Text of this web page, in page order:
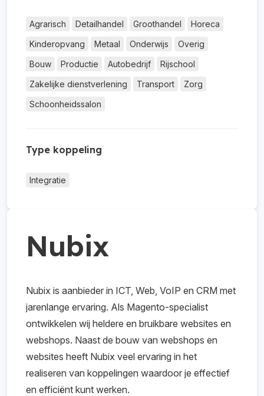
Agrarisch Detailhandel Groothandel
Horeca
Kinderopvang
Metaal Onderwijs
Overig
Bouw
Productie Autobedrijf
Rijschool
Zakelijke dienstverlening
Transport
Zorg
Schoonheidssalon
Type koppeling
Integratie
Nubix
Nubix is aanbieder in ICT, Web, VoIP en CRM met
jarenlange ervaring. Als Magento-specialist
ontwikkelen wij heldere en bruikbare websites en
webshops. Naast de bouw van webshops en
websites heeft Nubix veel ervaring in het
realiseren van koppelingen waardoor je effectief
en efficiënt kunt werken.